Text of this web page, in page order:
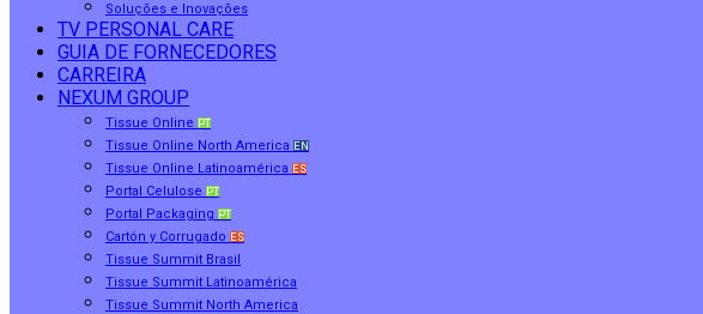
Soluções e Inovações
TV PERSONAL CARE
GUIA DE FORNECEDORES
CARREIRA
NEXUM GROUP
Tissue Online PT
Tissue Online North America EN
Tissue Online Latinoamérica ES
Portal Celulose PT
Portal Packaging PT
Cartón y Corrugado ES
Tissue Summit Brasil
Tissue Summit Latinoamérica
Tissue Summit North America